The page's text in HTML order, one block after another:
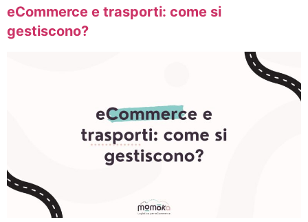
eCommerce e trasporti: come si
gestiscono?